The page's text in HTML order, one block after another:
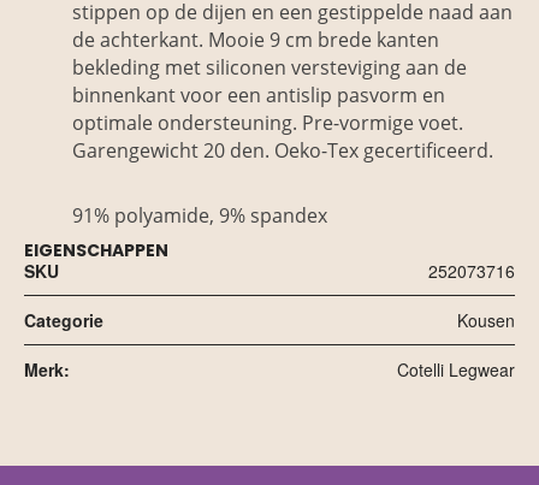
stippen op de dijen en een gestippelde naad aan
de achterkant. Mooie 9 cm brede kanten
bekleding met siliconen versteviging aan de
binnenkant voor een antislip pasvorm en
optimale ondersteuning. Pre-vormige voet.
Garengewicht 20 den. Oeko-Tex gecertificeerd.
91% polyamide, 9% spandex
EIGENSCHAPPEN
SKU
252073716
Categorie Kousen
Merk: Cotelli Legwear